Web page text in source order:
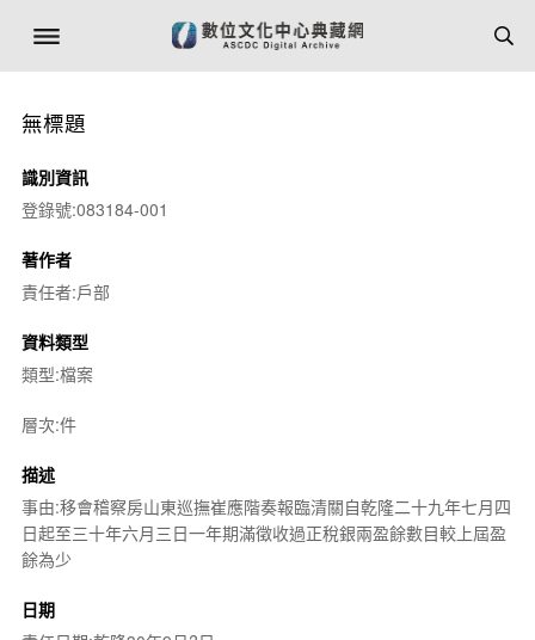
無標題
識別資訊
登錄號:083184-001
著作者
責任者:戶部
資料類型
類型:檔案
層次:件
描述
事由:移會稽察房山東巡撫崔應階奏報臨清關自乾隆二十九年七月四
日起至三十年六月三日一年期滿徵收過正稅銀兩盈餘數目較上屆盈
餘為少
日期